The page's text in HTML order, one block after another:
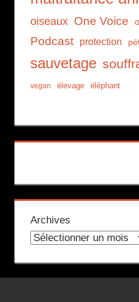
oiseaux One Voice
Podcast protection
sauvetage
vegan élevage éléphant
Archives